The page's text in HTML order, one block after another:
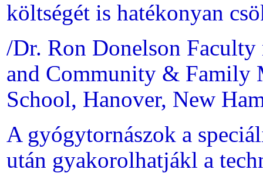
költségét is hatékonyan
/Dr. Ron Donelson
and Community & Family
School, Hanover, New
A gyógytornászok a
után gyakorolhatjákl a